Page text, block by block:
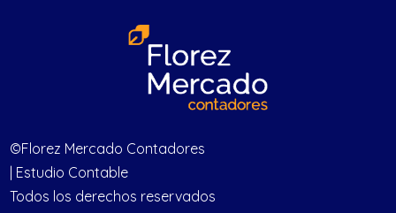
©Florez Mercado Contadores
| Estudio Contable
Todos los derechos reservados